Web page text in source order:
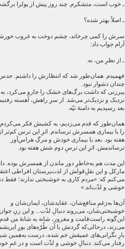
ـ خوب است، متشکرم. چند روز پیش از پولرا
ـ اصلاً بهتر شده؟
سرش را کمی چرخاند، چشم دوخت به غروب
آرام جواب داد:
ـ از نظرِ من، نه.
فهمیدم. همان‌طور شد که انتظارش را داشتم.
چندان دشوار نبود.
پیرزنی که داشت برگ‌های خشک را جارو می‌کرد، به
نزدیک و نزدیک‌تر می‌شد. از سرِ راهش، آهسته
بعد رسیدیم به دامنۀ تپّه.
همان‌طور که قدم می‌زدیم، به کشیش فکر می‌کردم.
را با بیماری همسرش ترساندم. اثرِ این ترس کم‌تر
هفته بود. بعد با بیماری خودش و مرگِ هراس‌آور
ترساندمش. اثرِ این ترسِ دوم شش هفته بود.
این مدت هم به‌خاطرِ دور ماندن از همسرش بوده.
مارکل و این نقلِ‌قولش از لذت‌پرستان افراطی
می‌کنم که: «مردم کاری به خوشبختی ندارند؛ فقط
خوشی و لذّت‌اند.»
آن‌ها به‌رَغمِ منافع‌شان، عقایدشان، ایمان‌شان و
خوشبختی‌شان، می‌روند دنبالِ لذّت... و این زنِ
این‌گونه راست‌قامت و مغرور، شانه به شانۀ من قدم
می‌زند، درحالی‌که گردنش با آن طُرّه‌های بورِ
بارِ نگرانی‌های عمیقش خم شده، درست به‌همین
رفتار می‌کند: دنبالِ خوشی و لذّت است و در غمِ